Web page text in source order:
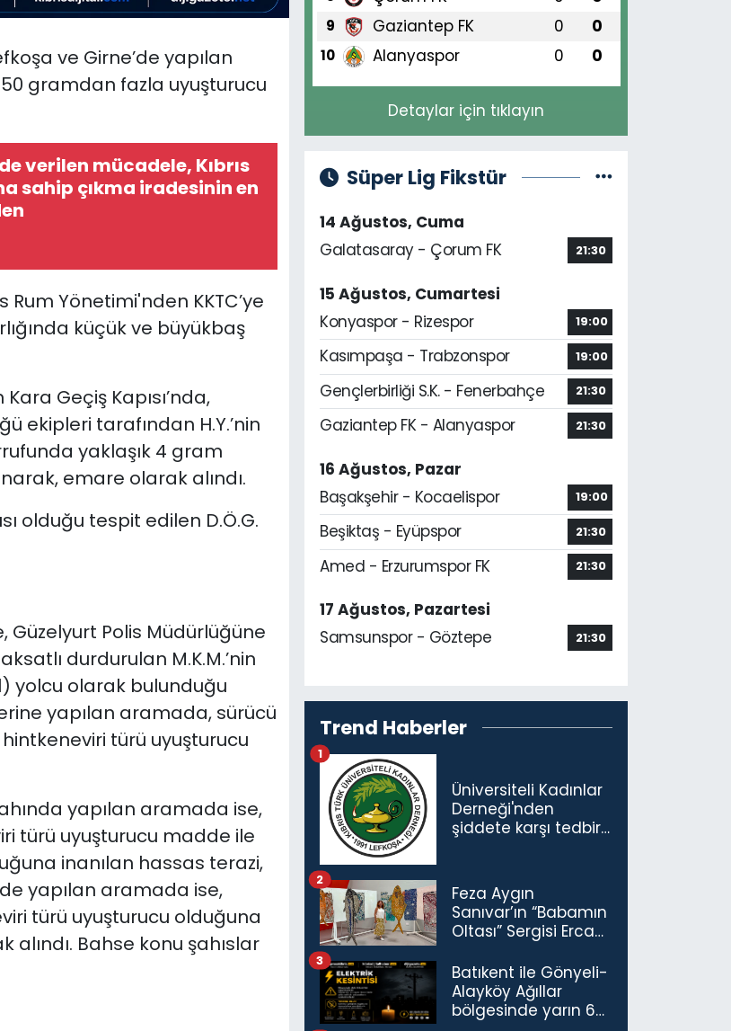
ve Girne’de yapılan
gramdan fazla uyuşturucu
verilen mücadele, Kıbrıs
sahip çıkma iradesinin en
Yönetimi'nden KKTC’ye
küçük ve büyükbaş
Geçiş Kapısı’nda,
ekipleri tarafından H.Y.’nin
yaklaşık 4 gram
emare olarak alındı.
olduğu tespit edilen D.Ö.G.
Güzelyurt Polis Müdürlüğüne
durdurulan M.K.M.’nin
yolcu olarak bulunduğu
yapılan aramada, sürücü
türü uyuşturucu
yapılan aramada ise,
türü uyuşturucu madde ile
inanılan hassas terazi,
yapılan aramada ise,
türü uyuşturucu olduğuna
Bahse konu şahıslar
9 Gaziantep FK 0 0
10 Alanyaspor 0 0
Detaylar için tıklayın
Süper Lig Fikstür
14 Ağustos, Cuma
Galatasaray - Çorum FK
21:30
15 Ağustos, Cumartesi
Konyaspor - Rizespor
19:00
Kasımpaşa - Trabzonspor 19:00
Gençlerbirliği S.K. - Fenerbahçe 21:30
Gaziantep FK - Alanyaspor 21:30
16 Ağustos, Pazar
Başakşehir - Kocaelispor
19:00
Beşiktaş - Eyüpspor 21:30
Amed - Erzurumspor FK 21:30
17 Ağustos, Pazartesi
Samsunspor - Göztepe
21:30
Trend Haberler
Üniversiteli Kadınlar
Derneği'nden
şiddete karşı tedbir
1
Feza Aygın
Sanıvar’ın “Babamın
Oltası” Sergisi Ercan
Açıldı
2
Batıkent ile Gönyeli-
Alayköy Ağıllar
bölgesinde yarın 6
3